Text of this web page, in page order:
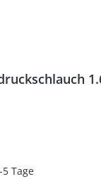
Tage